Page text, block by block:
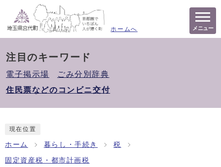
ホームへ メニュー
注目のキーワード
電子掲示場
ごみ分別辞典
住民票などのコンビニ交付
現在位置
ホーム 暮らし・手続き 税
固定資産税・都市計画税